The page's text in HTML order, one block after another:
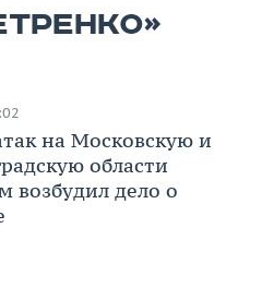
на Московскую и
области
возбудил дело о